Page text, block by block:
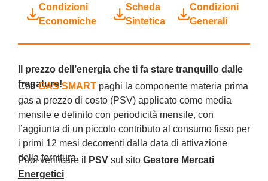
Condizioni
Economiche
Scheda
Sintetica
Condizioni
Generali
Il prezzo dell’energia che ti fa stare tranquillo dalle
fregature!
ConGAS SMART paghi la componente materia prima
gas a prezzo di costo (PSV) applicato come media
mensile e definito con periodicità mensile, con
l’aggiunta di un piccolo contributo al consumo fisso per
i primi 12 mesi decorrenti dalla data di attivazione
della fornitura.
Puoi verificare il PSV sul sito Gestore Mercati
Energetici